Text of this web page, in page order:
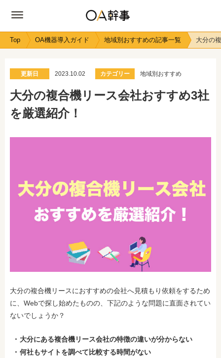
Top OA機器導入ガイド 地域別おすすめの記事一覧 大分の
更新日 2023.10.02 カテゴリー 地域別おすすめ
大分の複合機リース会社おすすめ3社
を厳選紹介！
大分の複合機リースにおすすめの会社へ見積もり依頼をするため
に、Webで探し始めたものの、下記のような問題に直面されてい
ないでしょうか？
大分にある複合機リース会社の特徴の違いが分からない
何社もサイトを調べて比較する時間がない